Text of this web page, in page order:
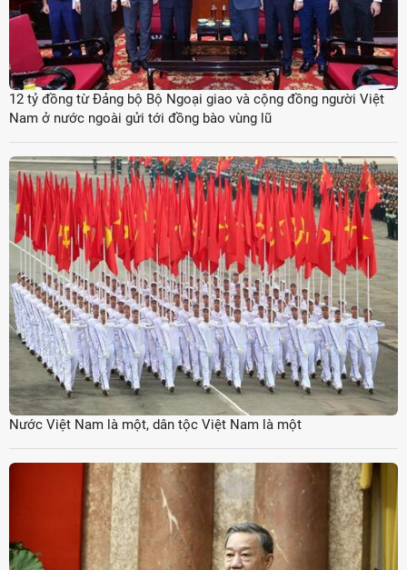
12 tỷ đồng từ Đảng bộ Bộ Ngoại giao và cộng đồng người Việt
Nam ở nước ngoài gửi tới đồng bào vùng lũ
Nước Việt Nam là một, dân tộc Việt Nam là một